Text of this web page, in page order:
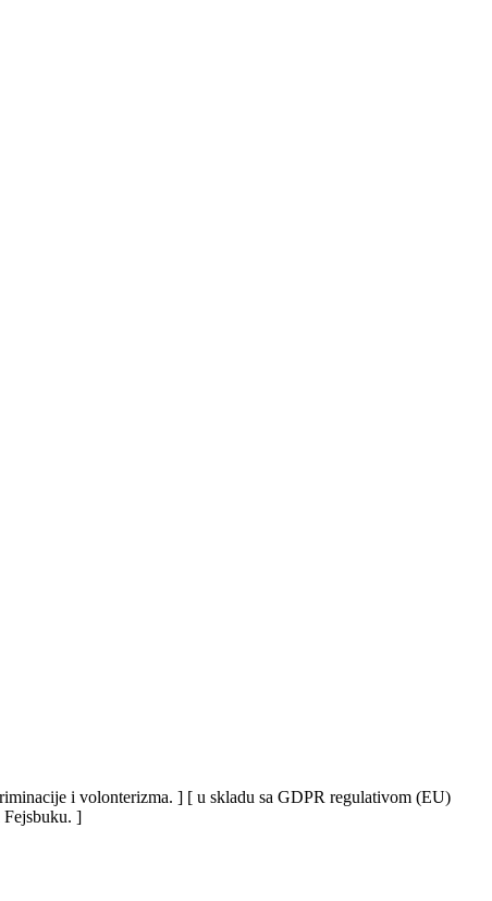
i volonterizma. ] [ u skladu sa GDPR regulativom (EU)
Fejsbuku. ]